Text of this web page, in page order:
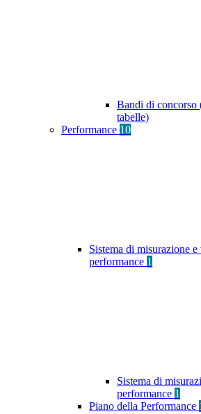
Bandi di concorso
tabelle)
Performance 10
Sistema di misurazione
performance 1
Sistema di
performance 1
Piano della Performance